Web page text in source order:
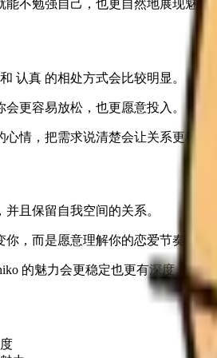
能不勉强自己，也更自然地展现魅力
认真 的相处方式会比较明显。
更容易放松，也更愿意投入。
心情，把需求说清楚会让关系更稳定
且保留自我空间的关系。
，而是愿意理解你的恋爱节奏。
的魅力会更稳定也更有深度。